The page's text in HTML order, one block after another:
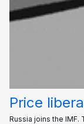
Price
Russia joins the